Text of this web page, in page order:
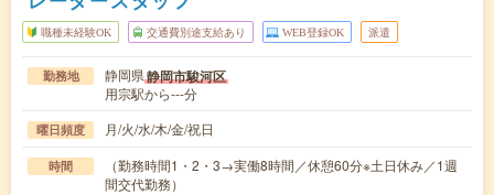
職種未経験OK 交通費別途支給あり WEB登録OK 派遣
勤務地 静岡県静岡市駿河区
用宗駅から---分
曜日頻度 月/火/水/木/金/祝日
時間
（勤務時間1・2・3→実働8時間／休憩60分※土日休み／1週
間交代勤務）